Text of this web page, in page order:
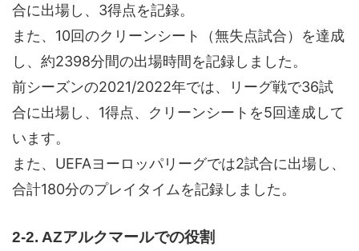
合に出場し、3得点を記録。
また、10回のクリーンシート（無失点試合）を達成
し、約2398分間の出場時間を記録しました。
前シーズンの2021/2022年では、リーグ戦で36試
合に出場し、1得点、クリーンシートを5回達成して
います。
また、UEFAヨーロッパリーグでは2試合に出場し、
合計180分のプレイタイムを記録しました。
2-2. AZアルクマールでの役割